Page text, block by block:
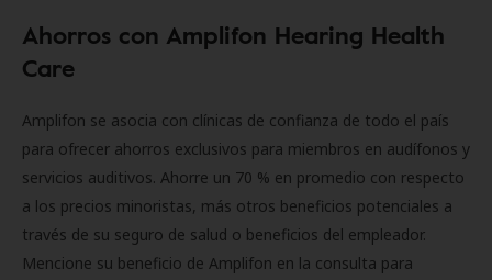
Ahorros con Amplifon Hearing Health
Care
Amplifon se asocia con clínicas de confianza de todo el país
para ofrecer ahorros exclusivos para miembros en audífonos y
servicios auditivos. Ahorre un 70 % en promedio con respecto
a los precios minoristas, más otros beneficios potenciales a
través de su seguro de salud o beneficios del empleador.
Mencione su beneficio de Amplifon en la consulta para